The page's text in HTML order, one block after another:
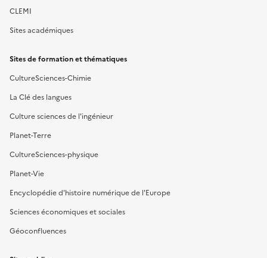
CLEMI
Sites académiques
Sites de formation et thématiques
CultureSciences-Chimie
La Clé des langues
Culture sciences de l'ingénieur
Planet-Terre
CultureSciences-physique
Planet-Vie
Encyclopédie d'histoire numérique de l'Europe
Sciences économiques et sociales
Géoconfluences